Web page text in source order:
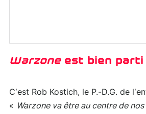
Warzoneest bien parti
C’est Rob Kostich, le P.-D.G. de
« Warzone va être au centre de